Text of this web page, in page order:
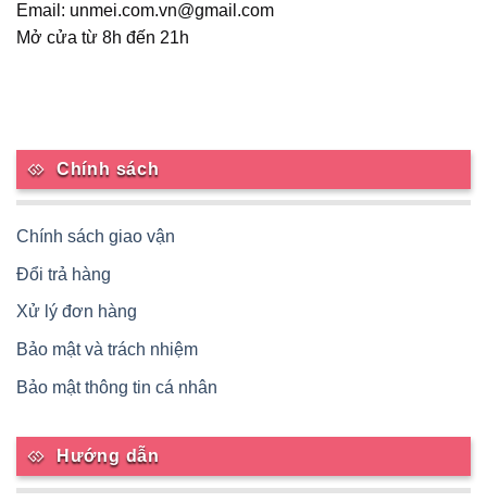
Email: unmei.com.vn@gmail.com
Mở cửa từ 8h đến 21h
Chính sách
Chính sách giao vận
Đổi trả hàng
Xử lý đơn hàng
Bảo mật và trách nhiệm
Bảo mật thông tin cá nhân
Hướng dẫn